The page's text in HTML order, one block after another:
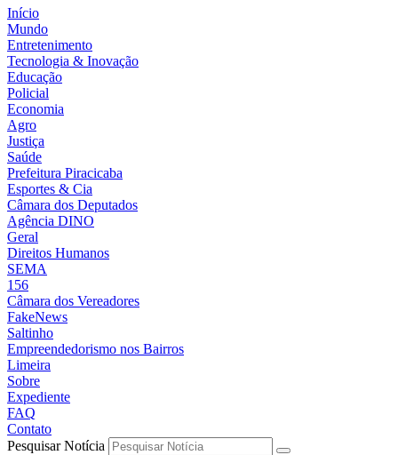
Início
Mundo
Entretenimento
Tecnologia & Inovação
Educação
Policial
Economia
Agro
Justiça
Saúde
Prefeitura Piracicaba
Esportes & Cia
Câmara dos Deputados
Agência DINO
Geral
Direitos Humanos
SEMA
156
Câmara dos Vereadores
FakeNews
Saltinho
Empreendedorismo nos Bairros
Limeira
Sobre
Expediente
FAQ
Contato
Pesquisar Notícia